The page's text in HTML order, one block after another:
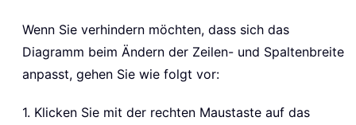
Wenn Sie verhindern möchten, dass sich das
Diagramm beim Ändern der Zeilen- und Spaltenbreite
anpasst, gehen Sie wie folgt vor:
1. Klicken Sie mit der rechten Maustaste auf das